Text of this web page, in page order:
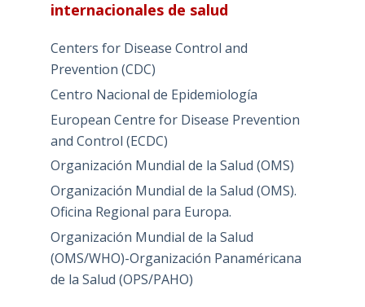
internacionales de salud
Centers for Disease Control and
Prevention (CDC)
Centro Nacional de Epidemiología
European Centre for Disease Prevention
and Control (ECDC)
Organización Mundial de la Salud (OMS)
Organización Mundial de la Salud (OMS).
Oficina Regional para Europa.
Organización Mundial de la Salud
(OMS/WHO)-Organización Panaméricana
de la Salud (OPS/PAHO)